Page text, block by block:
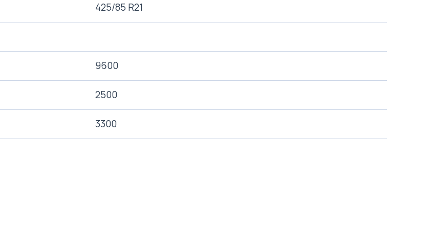
425/85 R21
9600
2500
3300